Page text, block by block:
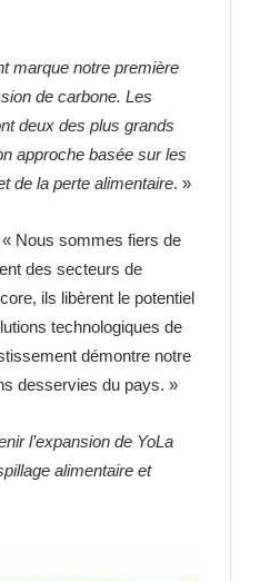
marque notre première
de carbone. Les
deux des plus grands
approche basée sur les
de la perte alimentaire. »
« Nous sommes fiers de
des secteurs de
ils libèrent le potentiel
technologiques de
démontre notre
desservies du pays. »
l’expansion de YoLa
alimentaire et